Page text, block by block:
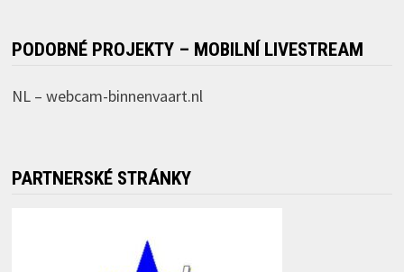
PODOBNÉ PROJEKTY – MOBILNÍ LIVESTREAM
NL – webcam-binnenvaart.nl
PARTNERSKÉ STRÁNKY